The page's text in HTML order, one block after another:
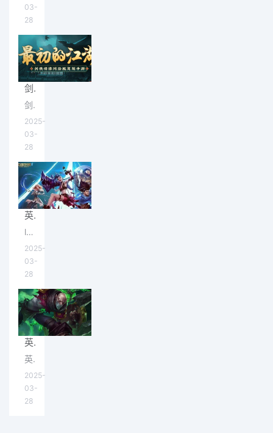
03-
28
剑网1归来手游攻略,平民玩家哪个职业厉害介绍
剑网1归来手游攻略,平民玩家哪个职业厉害介绍，现在新推出的剑网1归来手游不少玩家很期待，而且也是很多玩家选
2025-
03-
28
英雄联盟手游段位级别图,LOL手游排位有哪些段位
lol手游段位级别图介绍,LOL手游排位有哪些段位？现在lol手游国服已经上线一周时间了，国服已经有玩家排位最强王
2025-
03-
28
英雄联盟手游打野攻略(打野路线思路,技巧和意识教程)
英雄联盟手游打野攻略，包括打野技巧和意识教程，打野路线和思路等知识，英雄联盟手游国服已经上线了快一周了，很多
2025-
03-
28